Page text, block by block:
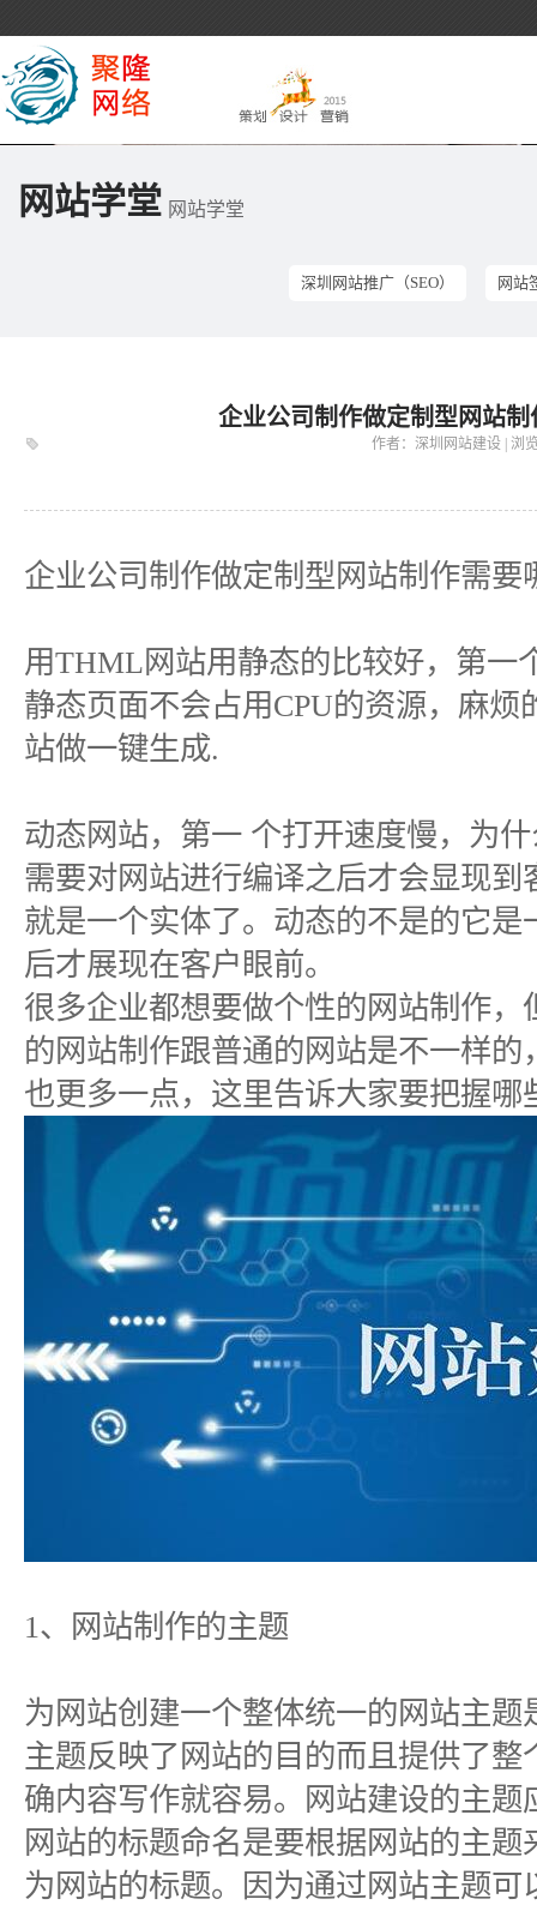
网站学堂 网站学堂
深圳网站推广（SEO） 网站
企业公司制作做定制型网站
作者：深圳网站建设 | 浏
企业公司制作做定制型网站制作需要
用THML网站用静态的比较好，第一
静态页面不会占用CPU的资源，麻
站做一键生成.
动态网站，第一 个打开速度慢，为
需要对网站进行编译之后才会显现
就是一个实体了。动态的不是的它
后才展现在客户眼前。
很多企业都想要做个性的网站制作
的网站制作跟普通的网站是不一样
也更多一点，这里告诉大家要把握哪
1、网站制作的主题
为网站创建一个整体统一的网站主
主题反映了网站的目的而且提供了
确内容写作就容易。网站建设的主
网站的标题命名是要根据网站的主
为网站的标题。因为通过网站主题